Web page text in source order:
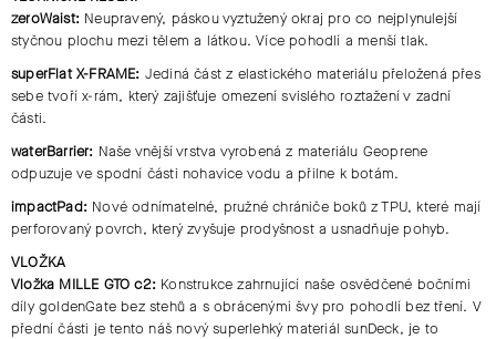
zeroWaist: Neupravený, páskou vyztužený okraj pro co nejplynulejší
styčnou plochu mezi tělem a látkou. Více pohodlí a menší tlak.
superFlat X-FRAME: Jediná část z elastického materiálu přeložená přes
sebe tvoří x-rám, který zajišťuje omezení svislého roztažení v zadní
části.
waterBarrier: Naše vnější vrstva vyrobená z materiálu Geoprene
odpuzuje ve spodní části nohavice vodu a přilne k botám.
impactPad: Nové odnímatelné, pružné chrániče boků z TPU, které mají
perforovaný povrch, který zvyšuje prodyšnost a usnadňuje pohyb.
VLOŽKA
Vložka MILLE GTO c2: Konstrukce zahrnující naše osvědčené bočními
díly goldenGate bez stehů a s obrácenými švy pro pohodlí bez tření. V
přední části je tento náš nový superlehký materiál sunDeck, je to